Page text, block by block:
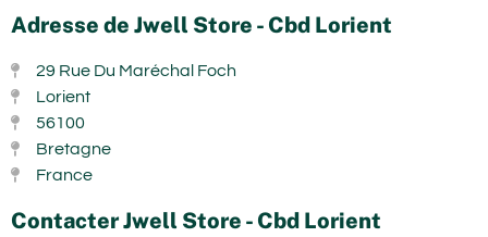
Adresse de Jwell Store - Cbd Lorient
29 Rue Du Maréchal Foch
Lorient
56100
Bretagne
France
Contacter Jwell Store - Cbd Lorient